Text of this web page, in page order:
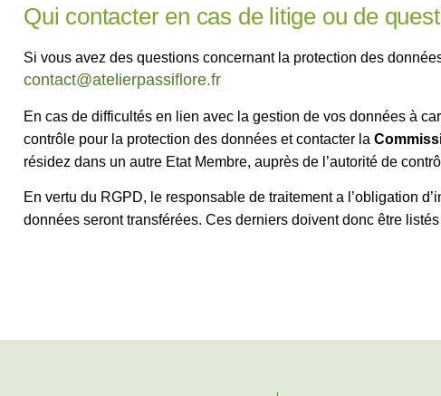
Qui contacter en cas de litige ou de
Si vous avez des questions concernant la protection des
contact@atelierpassiflore.fr
En cas de difficultés en lien avec la gestion de vos données à
contrôle pour la protection des données et contacter la
résidez dans un autre Etat Membre, auprès de l’autorité de
En vertu du RGPD, le responsable de traitement a l’obligation
données seront transférées. Ces derniers doivent donc être